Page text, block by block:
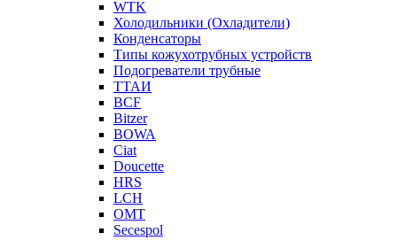
WTK
Холодильники (Охладители)
Конденсаторы
Типы кожухотрубных устройств
Подогреватели трубные
ТТАИ
BCF
Bitzer
BOWA
Ciat
Doucette
HRS
LCH
OMT
Secespol